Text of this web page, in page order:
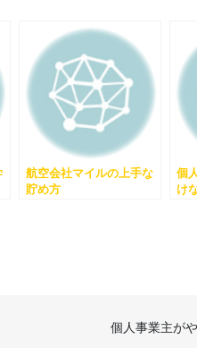
航空会社マイルの上手な
貯め方
個
け
個人事業主が